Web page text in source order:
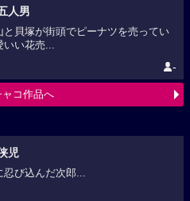
人男
と貝塚が街頭でピーナツを売ってい
いい花売...
-
コ作品へ
児
忍び込んだ次郎...